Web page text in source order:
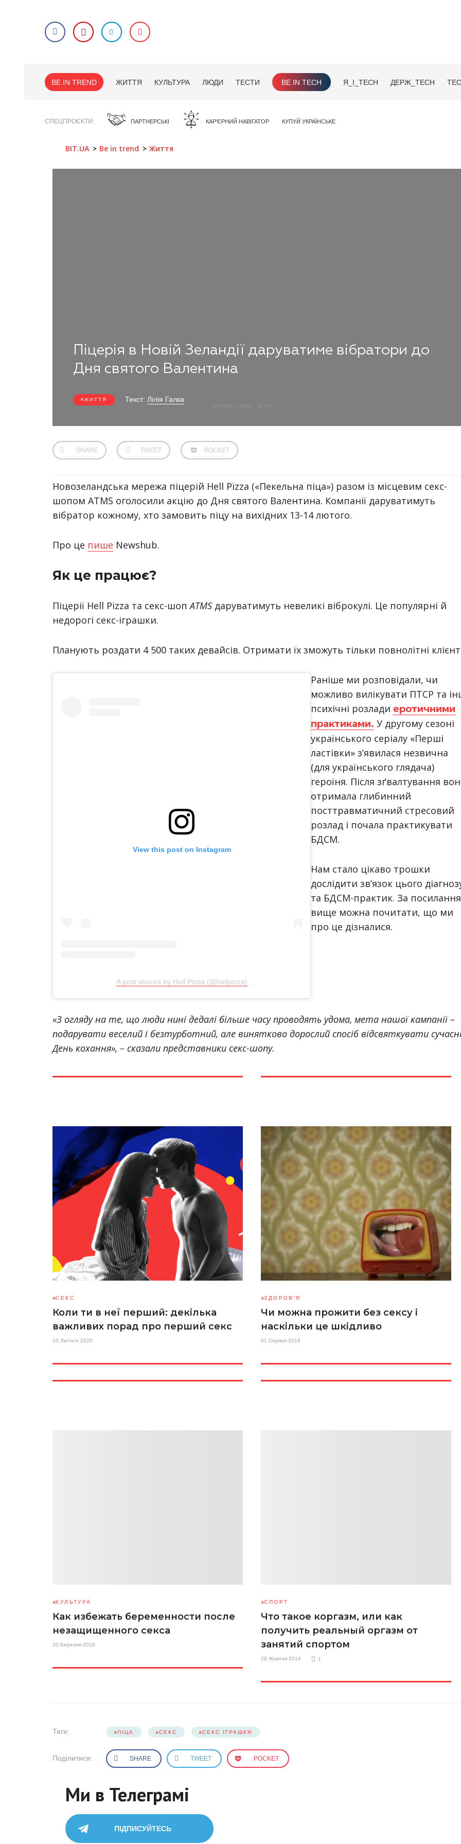
BE IN TREND ЖИТТЯ КУЛЬТУРА ЛЮДИ ТЕСТИ BE IN TECH Я_І_TECH ДЕРЖ_TECH
СПЕЦПРОЄКТИ ПАРТНЕРСЬКІ КАР'ЄРНИЙ НАВІГАТОР КУПУЙ УКРАЇНСЬКЕ
BIT.UA Be in trend Життя
Піцерія в Новій Зеландії даруватиме вібратори до
Дня святого Валентина
ЖИТТЯ Текст: Лілія Галка
10 Лютого 2021 11:07
SHARE TWEET POCKET
Новозеландська мережа піцерій Hell Pizza («Пекельна піца») разом із місцевим секс-
шопом ATMS оголосили акцію до Дня святого Валентина. Компанії даруватимуть
вібратор кожному, хто замовить піцу на вихідних 13-14 лютого.
Про це пише Newshub.
Як це працює?
Піцерії Hell Pizza та секс-шопATMS даруватимуть невеликі віброкулі. Це популярні й
недорогі секс-іграшки.
Планують роздати 4 500 таких девайсів. Отримати їх зможуть тільки повнолітні
View this post on Instagram
A post shared by Hell Pizza (@hellpizza)
«З огляду на те, що люди нині дедалі більше часу проводять удома, мета нашої кампанії –
подарувати веселий і безтурботний, але винятково дорослий спосіб відсвяткувати
День кохання», – сказали представники секс-шопу.
Раніше ми розповідали, чи
можливо вилікувати ПТСР та
психічні розлади еротичними
практиками. У другому сезоні
українського серіалу «Перші
ластівки» з’явилася незвична
(для українського глядача)
героїня. Після зґвалтування
отримала глибинний
посттравматичний стресовий
розлад і почала практикувати
БДСМ.
Нам стало цікаво трошки
дослідити зв’язок цього
та БДСМ-практик. За
вище можна почитати, що ми
про це дізналися.
СЕКС
Коли ти в неї перший: декілька
важливих порад про перший секс
10 Лютого 2020
ЗДОРОВ'Я
Чи можна прожити без сексу і
наскільки це шкідливо
01 Серпня 2019
КУЛЬТУРА
Как избежать беременности после
незащищенного секса
20 Березня 2018
СПОРТ
Что такое коргазм, или как
получить реальный оргазм от
занятий спортом
29 Жовтня 2014 1
Теги: ПІЦА СЕКС СЕКС ІГРАШКИ
Поділитися: SHARE TWEET POCKET
Ми в Телеграмі
ПІДПИСУЙТЕСЬ